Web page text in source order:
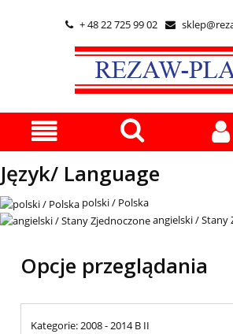
 + 48 22 725 99 02 
Język/ Language
polski / Polska
angielski / Stany
Opcje przeglądania
Kategorie: 2008 - 2014 B II